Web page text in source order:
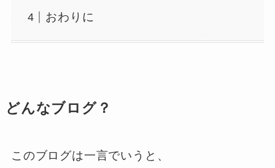
おわりに
どんなブログ？
このブログは一言でいうと、